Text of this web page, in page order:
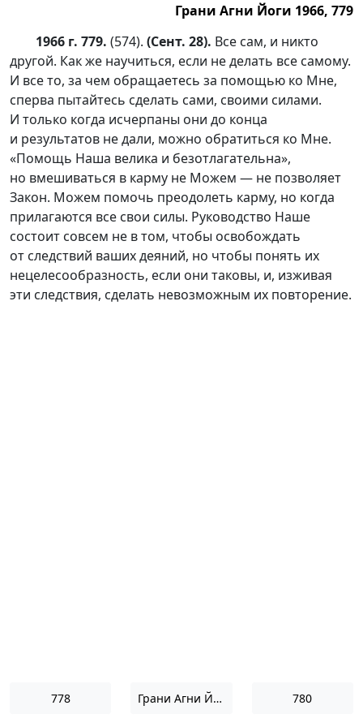
Грани Агни Йоги 1966, 779
1966 г. 779. (574). (Сент. 28). Все сам, и никто
другой. Как же научиться, если не делать все самому.
И все то, за чем обращаетесь за помощью ко Мне,
сперва пытайтесь сделать сами, своими силами.
И только когда исчерпаны они до конца
и результатов не дали, можно обратиться ко Мне.
«Помощь Наша велика и безотлагательна»,
но вмешиваться в карму не Можем — не позволяет
Закон. Можем помочь преодолеть карму, но когда
прилагаются все свои силы. Руководство Наше
состоит совсем не в том, чтобы освобождать
от следствий ваших деяний, но чтобы понять их
нецелесообразность, если они таковы, и, изживая
эти следствия, сделать невозможным их повторение.
778 Грани Агни Йоги 1966 780